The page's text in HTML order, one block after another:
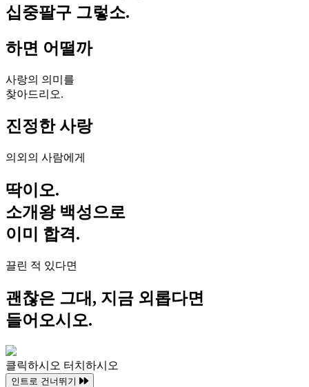
십중팔구 그렇소.
하면 어떨까
사랑의 의미를
찾아드리오.
진정한 사랑
의외의 사람에게
딱이오.
소개왕 백성으로
이미 합격.
끌린 적 있다면
괜찮은 그대, 지금 외롭다면
들어오시오.
클릭하시오 터치하시오
인트로 건너뛰기